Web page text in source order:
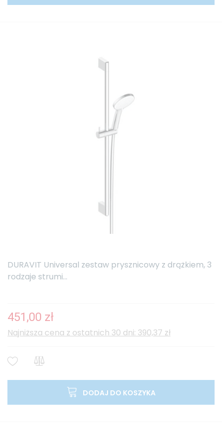
DURAVIT Universal zestaw prysznicowy z drążkiem, 3
rodzaje strumi...
451,00 zł
Najniższa cena z ostatnich 30 dni: 390,37 zł
DODAJ DO KOSZYKA